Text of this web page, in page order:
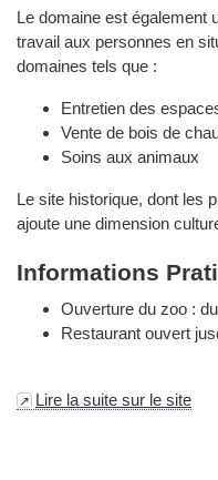
Le domaine est également
travail aux personnes en
domaines tels que :
Entretien des
Vente de bois de
Soins aux animaux
Le site historique, dont les
ajoute une dimension
Informations
Ouverture du zoo :
Restaurant ouvert
Lire la suite sur le site